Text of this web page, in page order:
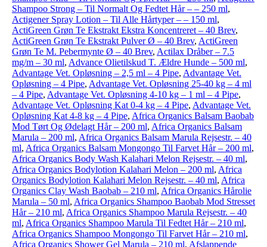
Shampoo Strong – Til Normalt Og Fedtet Hår – – 250 ml,
Actigener Spray Lotion – Til Alle Hårtyper – – 150 ml,
ActiGreen Grøn Te Ekstrakt Ekstra Koncentreret – 40 Brev,
ActiGreen Grøn Te Ekstrakt Pulver Ø – 40 Brev, ActiGreen
Grøn Te M. Pebermynte Ø – 40 Brev, Actilax Dråber – 7.5
mg/m – 30 ml, Advance Olietilskud T. Ældre Hunde – 500 ml,
Advantage Vet. Opløsning – 2,5 ml – 4 Pipe, Advantage Vet.
Opløsning – 4 Pipe, Advantage Vet. Opløsning 25-40 kg – 4 ml
– 4 Pipe, Advantage Vet. Opløsning 4-10 kg – 1 ml – 4 Pipe,
Advantage Vet. Opløsning Kat 0-4 kg – 4 Pipe, Advantage Vet.
Opløsning Kat 4-8 kg – 4 Pipe, Africa Organics Balsam Baobab
Mod Tørt Og Ødelagt Hår – 200 ml, Africa Organics Balsam
Marula – 200 ml, Africa Organics Balsam Marula Rejsestr. – 40
ml, Africa Organics Balsam Mongongo Til Farvet Hår – 200 ml,
Africa Organics Body Wash Kalahari Melon Rejsestr. – 40 ml,
Africa Organics Bodylotion Kalahari Melon – 200 ml, Africa
Organics Bodylotion Kalahari Melon Rejsestr. – 40 ml, Africa
Organics Clay Wash Baobab – 210 ml, Africa Organics Hårolie
Marula – 50 ml, Africa Organics Shampoo Baobab Mod Stresset
Hår – 210 ml, Africa Organics Shampoo Marula Rejsestr. – 40
ml, Africa Organics Shampoo Marula Til Fedtet Hår – 210 ml,
Africa Organics Shampoo Mongongo Til Farvet Hår – 210 ml,
Africa Organics Shower Gel Marula – 210 ml, Afslappende